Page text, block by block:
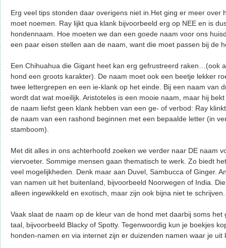
Erg veel tips stonden daar overigens niet in.Het ging er meer over
moet noemen. Ray lijkt qua klank bijvoorbeeld erg op NEE en is
hondennaam. Hoe moeten we dan een goede naam voor ons
een paar eisen stellen aan de naam, want die moet passen bij de
Een Chihuahua die Gigant heet kan erg gefrustreerd raken…(ook
hond een groots karakter). De naam moet ook een beetje lekker
twee lettergrepen en een ie-klank op het einde. Bij een naam van
wordt dat wat moeilijk. Aristoteles is een mooie naam, maar hij
de naam liefst geen klank hebben van een ge- of verbod: Ray
de naam van een rashond beginnen met een bepaalde letter (in
stamboom).
Met dit alles in ons achterhoofd zoeken we verder naar DE naam
viervoeter. Sommige mensen gaan thematisch te werk. Zo biedt
veel mogelijkheden. Denk maar aan Duvel, Sambucca of Ginger.
van namen uit het buitenland, bijvoorbeeld Noorwegen of India.
alleen ingewikkeld en exotisch, maar zijn ook bijna niet te schrijven.
Vaak slaat de naam op de kleur van de hond met daarbij soms het
taal, bijvoorbeeld Blacky of Spotty. Tegenwoordig kun je boekjes
honden-namen en via internet zijn er duizenden namen waar je uit